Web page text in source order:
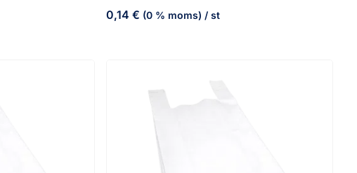
0,14 € (0 % moms) / st